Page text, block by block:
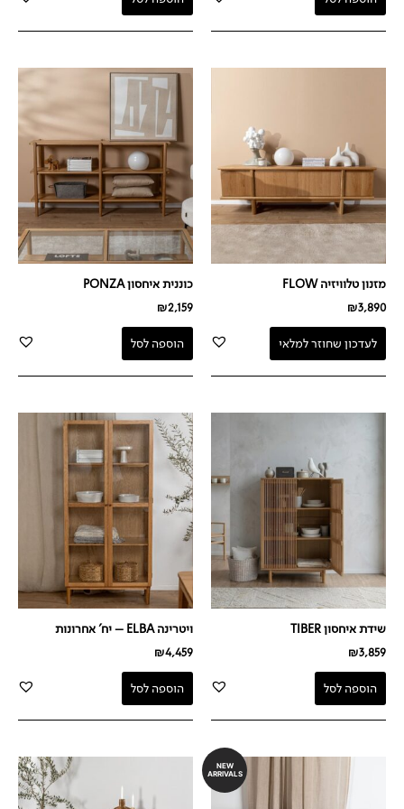
מזנון טלוויזיה FLOW
₪3,890
לעדכון שחוזר למלאי
כוננית איחסון PONZA
₪2,159
הוספה לסל
שידת איחסון TIBER
₪3,859
הוספה לסל
ויטרינה ELBA – יח' אחרונות
₪4,459
הוספה לסל
NEW
ARRIVALS